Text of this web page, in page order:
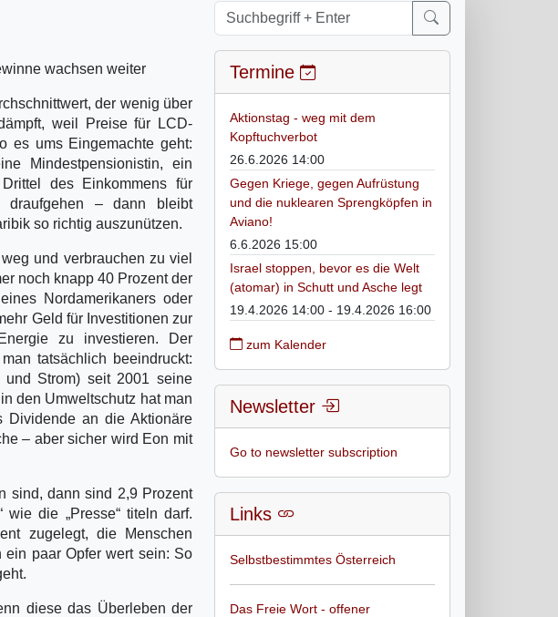
wachsen weiter
der wenig über
weil Preise für LCD-
es ums Eingemachte geht:
Mindestpensionistin, ein
des Einkommens für
draufgehen – dann bleibt
so richtig auszunützen.
und verbrauchen zu viel
noch knapp 40 Prozent der
Nordamerikaners oder
Geld für Investitionen zur
zu investieren. Der
tatsächlich beeindruckt:
Strom) seit 2001 seine
den Umweltschutz hat man
an die Aktionäre
– aber sicher wird Eon mit
sind, dann sind 2,9 Prozent
wie die „Presse“ titeln darf.
zugelegt, die Menschen
ein paar Opfer wert sein: So
diese das Überleben der
Termine
Aktionstag - weg mit dem
Kopftuchverbot
26.6.2026 14:00
Gegen Kriege, gegen Aufrüstung
und die nuklearen Sprengköpfen in
Aviano!
6.6.2026 15:00
Israel stoppen, bevor es die Welt
(atomar) in Schutt und Asche legt
19.4.2026 14:00 - 19.4.2026 16:00
zum Kalender
Newsletter
Go to newsletter subscription
Links
Selbstbestimmtes Österreich
Das Freie Wort - offener